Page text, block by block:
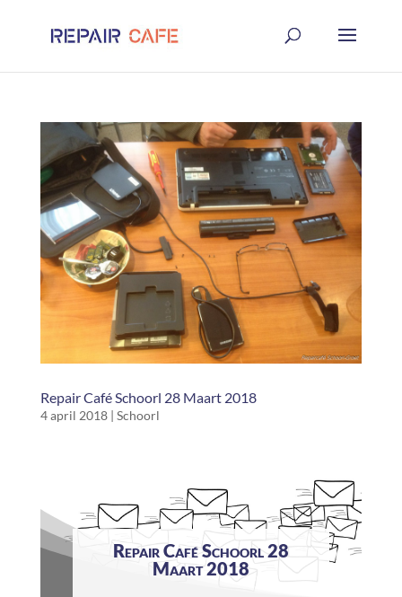
Repair Café Schoorl 28 Maart 2018
4 april 2018| Schoorl
Repair Café Schoorl 28
Maart 2018